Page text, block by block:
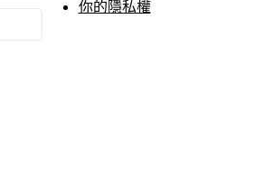
你的隱私權